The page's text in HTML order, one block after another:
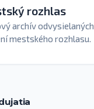
rozhlas
archív odvysielaných
mestského rozhlasu.